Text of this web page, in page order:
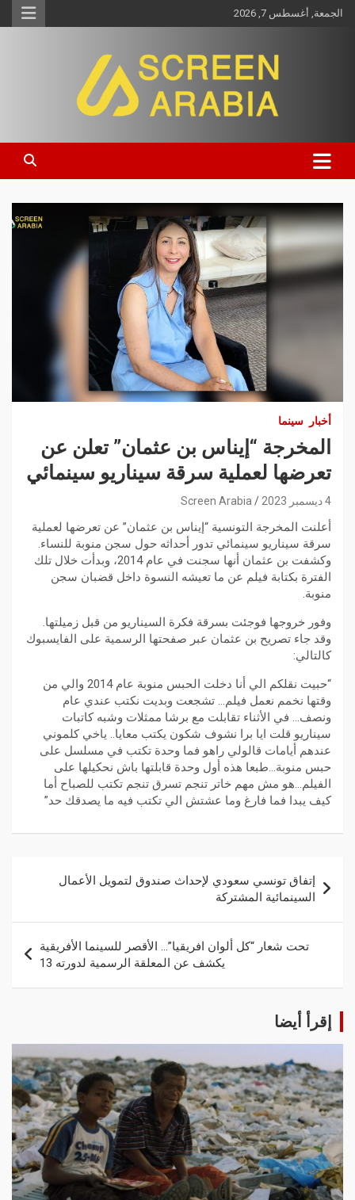
الجمعة, أغسطس 7, 2026
Screen Arabia
أخبار سينما
المخرجة “إيناس بن عثمان” تعلن عن
تعرضها لعملية سرقة سيناريو سينمائي
4 ديسمبر 2023 Screen Arabia
أعلنت المخرجة التونسية “إيناس بن عثمان” عن تعرضها لعملية
سرقة سيناريو سينمائي تدور أحداثه حول سجن منوبة للنساء.
وكشفت بن عثمان أنها سجنت في عام 2014، وبدأت خلال تلك
الفترة بكتابة فيلم عن ما تعيشه النسوة داخل قضبان سجن
منوبة.
وفور خروجها فوجئت بسرقة فكرة السيناريو من قبل زميلتها.
وقد جاء تصريح بن عثمان عبر صفحتها الرسمية على الفايسبوك
كالتالي:
“حبيت نقلكم الي أنا دخلت الحبس منوبة عام 2014 والي من
وقتها نخمم نعمل فيلم… تشجعت وبديت نكتب عندي عام
ونصف… في الأثناء تقابلت مع برشا ممثلات وشبه كاتبات
سيناريو قلت ايا برا نشوف شكون يكتب معايا.. ياخي كلموني
عندهم أيامات قالولي راهو فما وحدة تكتب في مسلسل على
حبس منوبة…طبعا هذه أول وحدة قابلتها باش نحكيلها على
الفيلم…هو مش مهم خاتر تنجم تسرق تنجم تكتب للصباح أما
كيف يبدا فما فارغ وما عشتش الي تكتب فيه ما يصدقك حد”
إتفاق تونسي سعودي لإحداث صندوق لتمويل الأعمال
السينمائية المشتركة
تحت شعار “كل ألوان افريقيا”… الأقصر للسينما الأفريقية
يكشف عن المعلقة الرسمية لدورته 13
إقرأ أيضا